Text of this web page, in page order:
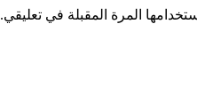
المرة المقبلة في تعليقي.